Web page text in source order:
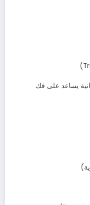
الثابت على النقطة لمدة 20–60 ثانية يساعد على فك